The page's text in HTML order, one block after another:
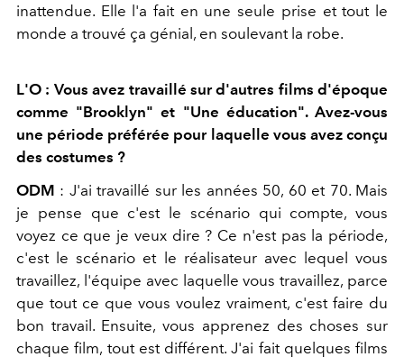
inattendue. Elle l'a fait en une seule prise et tout le
monde a trouvé ça génial, en soulevant la robe.
L'O : Vous avez travaillé sur d'autres films d'époque
comme "Brooklyn" et "Une éducation". Avez-vous
une période préférée pour laquelle vous avez conçu
des costumes ?
ODM : J'ai travaillé sur les années 50, 60 et 70. Mais
je pense que c'est le scénario qui compte, vous
voyez ce que je veux dire ? Ce n'est pas la période,
c'est le scénario et le réalisateur avec lequel vous
travaillez, l'équipe avec laquelle vous travaillez, parce
que tout ce que vous voulez vraiment, c'est faire du
bon travail. Ensuite, vous apprenez des choses sur
chaque film, tout est différent. J'ai fait quelques films